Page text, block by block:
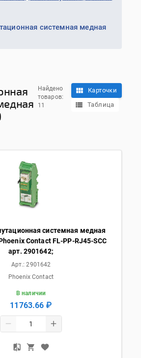
системная медная
Найдено
товаров:
11
Карточки
Таблица
системная медная
Contact FL-PP-RJ45-SCC
арт. 2901642;
Арт.:2901642
Phoenix Contact
В наличии
11763.66 ₽